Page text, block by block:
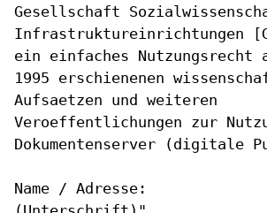
Gesellschaft
Infrastruktureinrichtungen
ein einfaches Nutzungsrecht
1995 erschienenen
Aufsaetzen und weiteren
Veroeffentlichungen zur
Dokumentenserver (digitale
Name / Adresse: